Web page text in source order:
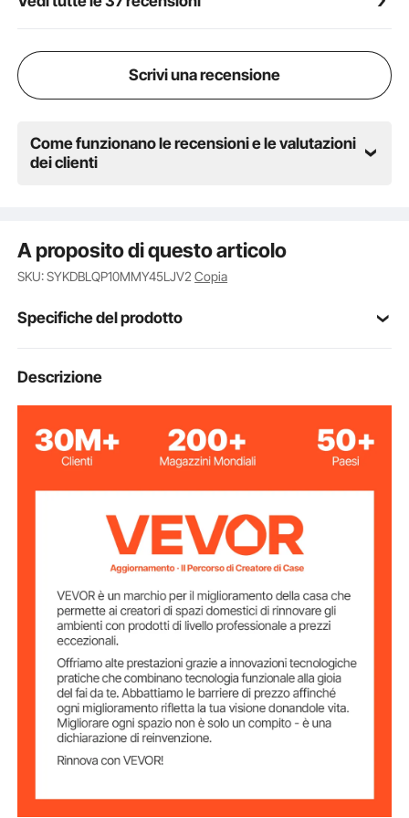
pancake, bacon croccante, formaggi grigliati,
Scrivi una recensione
Come funzionano le recensioni e le valutazioni
dei clienti
A proposito di questo articolo
SKU: SYKDBLQP10MMY45LJV2Copia
Specifiche del prodotto
Numero modello
articolo
Frequenza di
tensione
AC120V 60Hz (USA),
AC220-240V 50Hz (UE)
1700 W (USA), 2000 W (UE)
piastra in ferro A3
Forma della
piastra
piatta
Spessore della
piastra della
piastra
10 mm / 0,39 pollici
Materiale
principale
acciaio inossidabile 201
Temperatura di
Descrizione